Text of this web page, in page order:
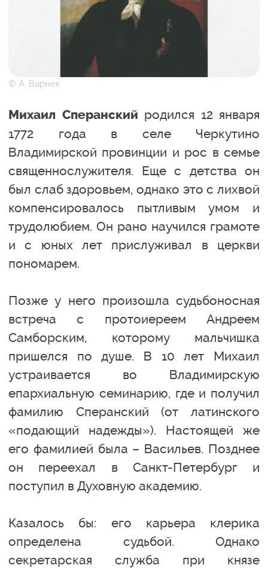
© А. Варнек
Михаил Сперанский родился 12 января
1772 года в селе Черкутино
Владимирской провинции и рос в семье
священнослужителя. Еще с детства он
был слаб здоровьем, однако это с лихвой
компенсировалось пытливым умом и
трудолюбием. Он рано научился грамоте
и с юных лет прислуживал в церкви
пономарем.
Позже у него произошла судьбоносная
встреча с протоиереем Андреем
Самборским, которому мальчишка
пришелся по душе. В 10 лет Михаил
устраивается во Владимирскую
епархиальную семинарию, где и получил
фамилию Сперанский (от латинского
«подающий надежды»). Настоящей же
его фамилией была – Васильев. Позднее
он переехал в Санкт-Петербург и
поступил в Духовную академию.
Казалось бы: его карьера клерика
определена судьбой. Однако
секретарская служба при князе